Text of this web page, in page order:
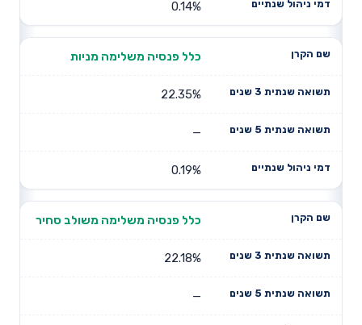
0.14%
כלל פנסיה משלימה מניות
22.35%
—
0.19%
כלל פנסיה משלימה משולב סחיר
22.18%
—